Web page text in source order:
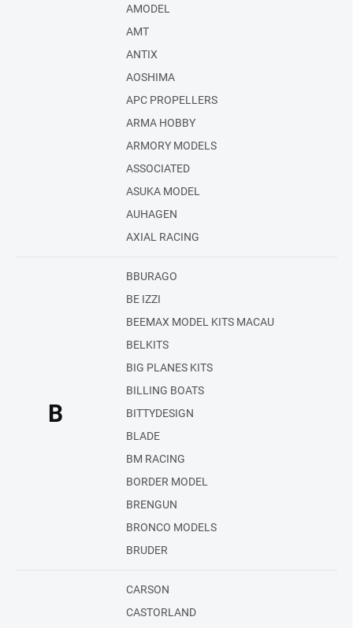
AMODEL
AMT
ANTIX
AOSHIMA
APC PROPELLERS
ARMA HOBBY
ARMORY MODELS
ASSOCIATED
ASUKA MODEL
AUHAGEN
AXIAL RACING
B
BBURAGO
BE IZZI
BEEMAX MODEL KITS MACAU
BELKITS
BIG PLANES KITS
BILLING BOATS
BITTYDESIGN
BLADE
BM RACING
BORDER MODEL
BRENGUN
BRONCO MODELS
BRUDER
CARSON
CASTORLAND